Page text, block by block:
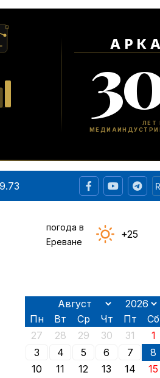
погода в
Ереване
+25
Пн Вт Ср Чт Пт Сб
27
28 29 30 31 1
3
4 5 6 7 8
10
11 12 13 14 15